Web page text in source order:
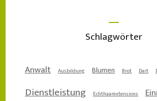
Schlagwörter
Anwalt Ausbildung Blumen Brot Dart
Dienstleistung Echthaarextensions